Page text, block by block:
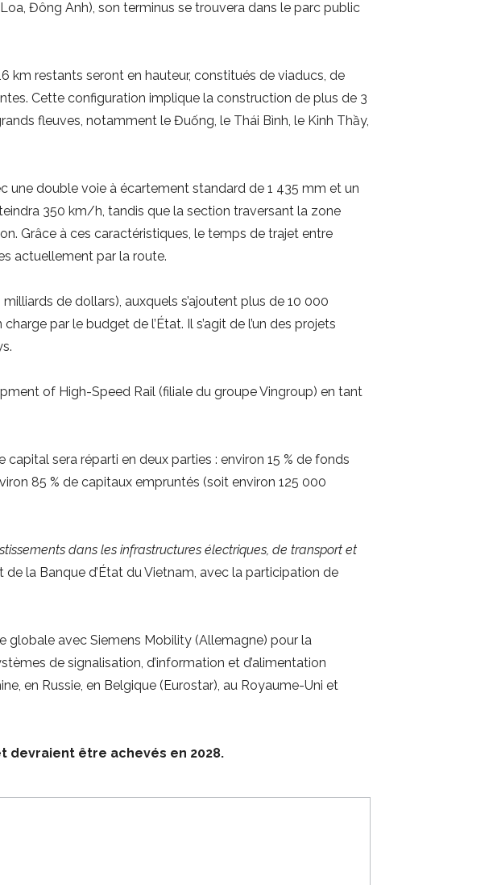
Đông Anh), son terminus se trouvera dans le parc public
km restants seront en hauteur, constitués de viaducs, de
Cette configuration implique la construction de plus de 3
fleuves, notamment le Đuống, le Thái Bình, le Kinh Thầy,
une double voie à écartement standard de 1 435 mm et un
350 km/h, tandis que la section traversant la zone
Grâce à ces caractéristiques, le temps de trajet entre
actuellement par la route.
de dollars), auxquels s’ajoutent plus de 10 000
par le budget de l’État. Il s’agit de l’un des projets
of High-Speed Rail (filiale du groupe Vingroup) en tant
sera réparti en deux parties : environ 15 % de fonds
85 % de capitaux empruntés (soit environ 125 000
dans les infrastructures électriques, de transport et
la Banque d’État du Vietnam, avec la participation de
globale avec Siemens Mobility (Allemagne) pour la
de signalisation, d’information et d’alimentation
en Russie, en Belgique (Eurostar), au Royaume-Uni et
devraient être achevés en 2028.